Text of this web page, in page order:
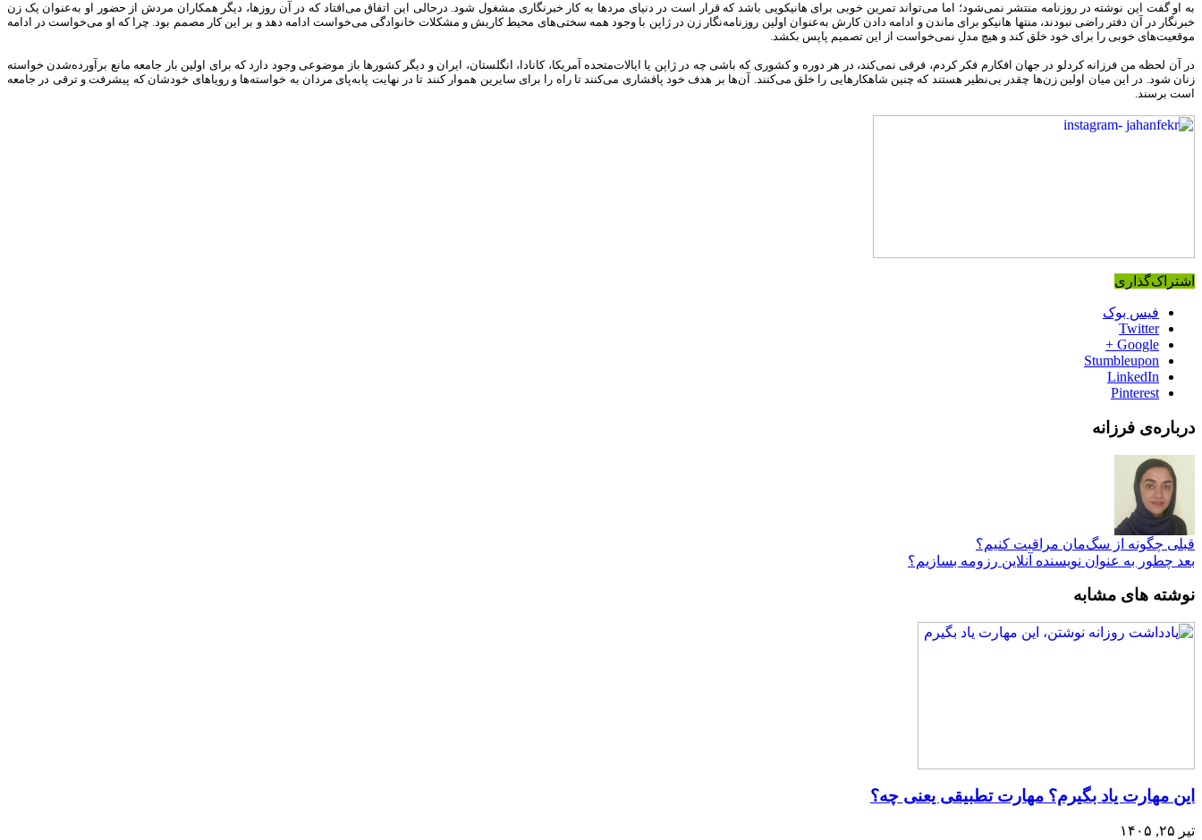
به او گفت این نوشته در روزنامه منتشر نمی‌شود؛ اما می‌تواند تمرین خوبی برای هانیکویی باشد که قرار است در دنیای مردها به کار خبرنگاری مشغول شود. درحالی این اتفاق می‌افتاد که در آن‌ روزها، دیگر همکاران مردش از حضور او به‌عنوان یک زن
خبرنگار در آن دفتر راضی نبودند، منتها هانیکو برای ماندن و ادامه دادن کارش به‌عنوان اولین روزنامه‌نگار زن در ژاپن با وجود همه سختی‌های محیط کاریش و مشکلات خانوادگی می‌خواست ادامه دهد و بر این کار مصمم بود. چرا که او می‌خواست در ادامه
موقعیت‌های خوبی را برای خود خلق کند و هیچ مدلِ نمی‌خواست از این تصمیم پاپس بکشد.
در آن لحظه من فرزانه کردلو در جهان افکارم فکر کردم، فرقی نمی‌کند، در هر دوره و کشوری که باشی چه در ژاپن یا ایالات‌متحده آمریکا، کانادا، انگلستان، ایران و دیگر کشورها باز موضوعی وجود دارد که برای اولین‌ بار جامعه مانع برآورده‌شدن خواسته
زنان ‌شود. در این میان اولین زن‌ها چقدر بی‌نظیر هستند که چنین شاهکارهایی را خلق می‌کنند. آن‌ها بر هدف خود پافشاری می‌کنند تا راه را برای سایرین هموار کنند تا در نهایت پابه‌پای مردان به خواسته‌ها و رویاهای خودشان که پیشرفت و ترقی در جامعه
است برسند.
اشتراک‌گذاری
فیس بوک
Twitter
Google +
Stumbleupon
LinkedIn
Pinterest
درباره‌ی فرزانه
قبلی چگونه از سگ‌مان مراقبت کنیم؟
بعد چطور به عنوان نویسنده آنلاین رزومه بسازیم؟
نوشته های مشابه
این مهارت یاد بگیرم؟ مهارت تطبیقی یعنی چه؟
تیر ۲۵, ۱۴۰۵